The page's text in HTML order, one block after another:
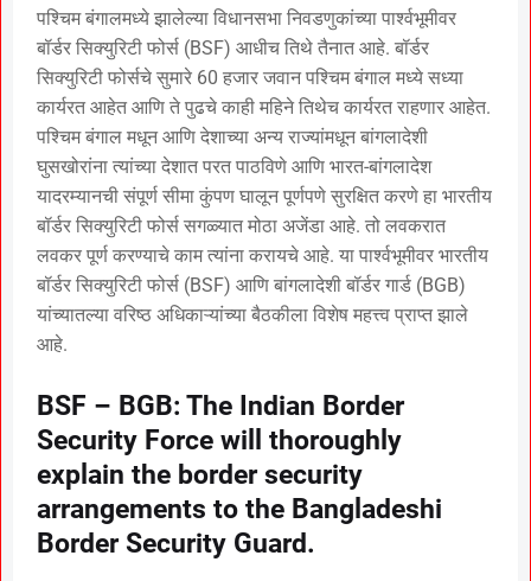
पश्चिम बंगालमध्ये झालेल्या विधानसभा निवडणुकांच्या पार्श्वभूमीवर
बॉर्डर सिक्युरिटी फोर्स (BSF) आधीच तिथे तैनात आहे. बॉर्डर
सिक्युरिटी फोर्सचे सुमारे 60 हजार जवान पश्चिम बंगाल मध्ये सध्या
कार्यरत आहेत आणि ते पुढचे काही महिने तिथेच कार्यरत राहणार आहेत.
पश्चिम बंगाल मधून आणि देशाच्या अन्य राज्यांमधून बांगलादेशी
घुसखोरांना त्यांच्या देशात परत पाठविणे आणि भारत-बांगलादेश
यादरम्यानची संपूर्ण सीमा कुंपण घालून पूर्णपणे सुरक्षित करणे हा भारतीय
बॉर्डर सिक्युरिटी फोर्स सगळ्यात मोठा अजेंडा आहे. तो लवकरात
लवकर पूर्ण करण्याचे काम त्यांना करायचे आहे. या पार्श्वभूमीवर भारतीय
बॉर्डर सिक्युरिटी फोर्स (BSF) आणि बांगलादेशी बॉर्डर गार्ड (BGB)
यांच्यातल्या वरिष्ठ अधिकाऱ्यांच्या बैठकीला विशेष महत्त्व प्राप्त झाले
आहे.
BSF – BGB: The Indian Border
Security Force will thoroughly
explain the border security
arrangements to the Bangladeshi
Border Security Guard.